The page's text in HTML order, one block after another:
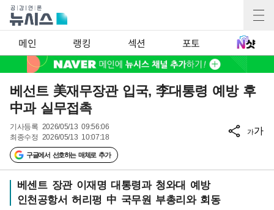
메인 랭킹 섹션 포토
베선트 美재무장관 입국, 李대통령 예방 후
中과 실무접촉
기사등록 2026/05/13 09:56:06
최종수정 2026/05/13 10:07:18
구글에서 선호하는 매체로 추가
가가
베센트 장관 이재명 대통령과 청와대 예방
인천공항서 허리펑 中 국무원 부총리와 회동